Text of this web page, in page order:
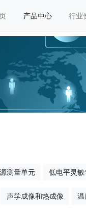
产品中心 行业
源测量单元 低电平灵
声学成像和热成像 温